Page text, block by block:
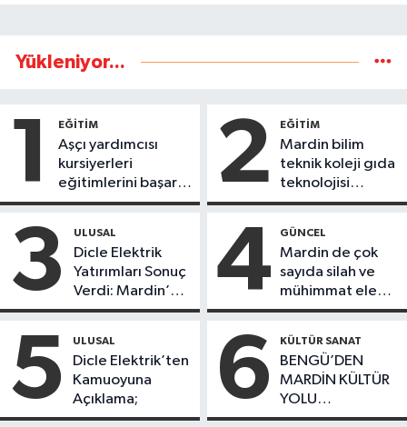
Yükleniyor...
1 EĞİTİM
Aşçı yardımcısı
kursiyerleri
eğitimlerini başarı
ile tamamladı
2 EĞİTİM
Mardin bilim
teknik koleji gıda
teknolojisi
öğrencileri
ürünlerini satarak
köydeki
çoçuklara kitap
desteğinde
bulundu
3 ULUSAL
Dicle Elektrik
Yatırımları Sonuç
Verdi: Mardin’de
Kayıp Kaçak
Düşüş
4 GÜNCEL
Mardin de çok
sayıda silah ve
mühimmat ele
geçirildi
5 ULUSAL
Dicle Elektrik’ten
Kamuoyuna
Açıklama;
6 KÜLTÜR SANAT
BENGÜ’DEN
MARDİN KÜLTÜR
YOLU
FESTIVALİ’NDE